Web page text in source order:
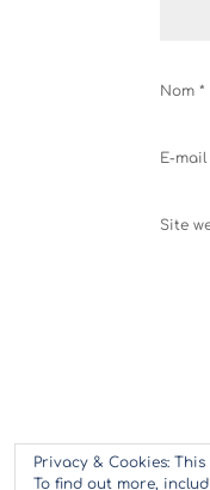
Nom*
E-
Site
Privacy & Cookies:
To find out more,